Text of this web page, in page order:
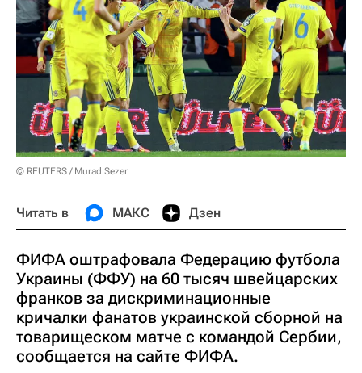
© REUTERS / Murad Sezer
Читать в МАКС Дзен
ФИФА оштрафовала Федерацию футбола
Украины (ФФУ) на 60 тысяч швейцарских
франков за дискриминационные
кричалки фанатов украинской сборной на
товарищеском матче с командой Сербии,
сообщается на сайте ФИФА.